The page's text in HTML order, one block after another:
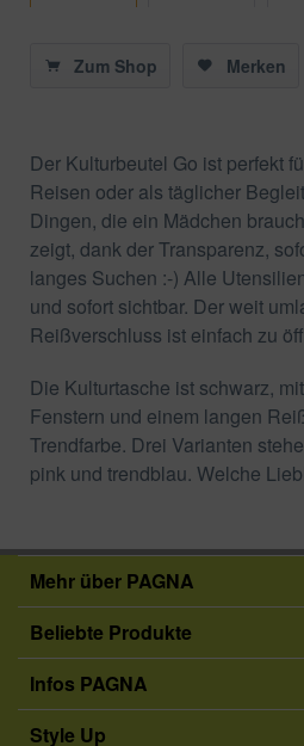
Zum Shop
Merken
Der Kulturbeutel Go ist perfekt
Reisen oder als täglicher
Dingen, die ein Mädchen
zeigt, dank der Transparenz,
langes Suchen :-) Alle
und sofort sichtbar. Der weit
Reißverschluss ist einfach zu
Die Kulturtasche ist schwarz,
Fenstern und einem langen
Trendfarbe. Drei Varianten
pink und trendblau. Welche
Mehr über PAGNA
Beliebte Produkte
Infos PAGNA
Style Up